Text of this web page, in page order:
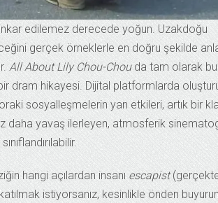
edilemez derecede yoğun. Uzakdoğu
gerçek örneklerle en doğru şekilde
All About Lily Chou-Chouda tam olarak
dram hikayesi. Dijital platformlarda
sosyalleşmelerin yan etkileri, artık bir
daha yavaş ilerleyen, atmosferik
hangi açılardan insanı escapist
istiyorsanız, kesinlikle önden